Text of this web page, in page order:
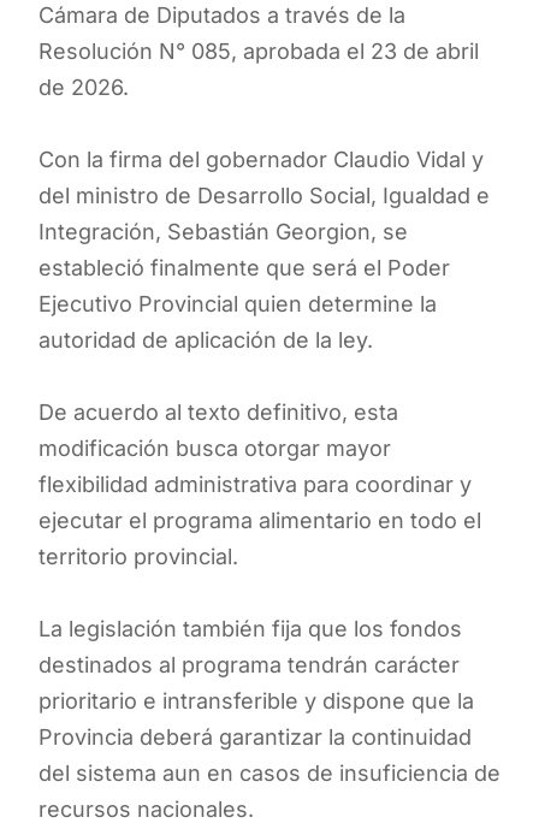
Cámara de Diputados a través de la
Resolución N° 085, aprobada el 23 de abril
de 2026.
Con la firma del gobernador Claudio Vidal y
del ministro de Desarrollo Social, Igualdad e
Integración, Sebastián Georgion, se
estableció finalmente que será el Poder
Ejecutivo Provincial quien determine la
autoridad de aplicación de la ley.
De acuerdo al texto definitivo, esta
modificación busca otorgar mayor
flexibilidad administrativa para coordinar y
ejecutar el programa alimentario en todo el
territorio provincial.
La legislación también fija que los fondos
destinados al programa tendrán carácter
prioritario e intransferible y dispone que la
Provincia deberá garantizar la continuidad
del sistema aun en casos de insuficiencia de
recursos nacionales.